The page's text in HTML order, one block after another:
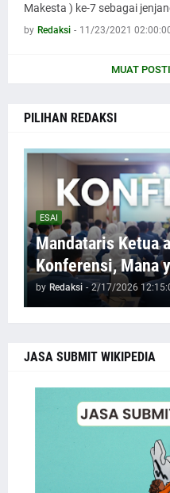
Makesta ) ke-7 sebagai
by Redaksi - 11/23/2021
MUAT
PILIHAN REDAKSI
ESAI
Mandataris Ketua
Konferensi, Mana
by Redaksi - 2/17/2026
JASA SUBMIT WIKIPEDIA